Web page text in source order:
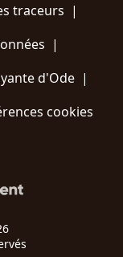
traceurs |
|
d'Ode |
cookies